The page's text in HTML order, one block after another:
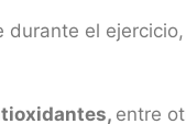
el
entre